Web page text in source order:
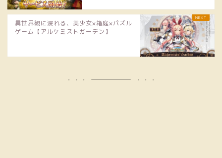
異世界観に浸れる、美少女×箱庭×パズル
ゲーム【アルケミストガーデン】